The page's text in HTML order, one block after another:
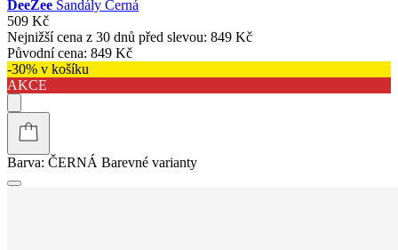
DeeZee Sandály Černá
509 Kč
Nejnižší cena z 30 dnů před slevou: 849 Kč
Původní cena: 849 Kč
-30% v košíku
AKCE
Barva: ČERNÁ Barevné varianty